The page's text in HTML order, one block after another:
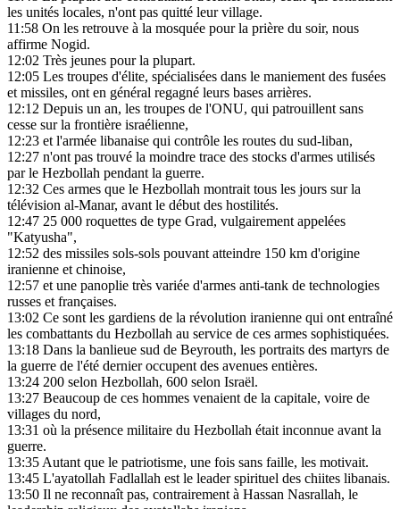
les unités locales, n'ont pas quitté leur village.
11:58 On les retrouve à la mosquée pour la prière du soir, nous
affirme Nogid.
12:02 Très jeunes pour la plupart.
12:05 Les troupes d'élite, spécialisées dans le maniement des fusées
et missiles, ont en général regagné leurs bases arrières.
12:12 Depuis un an, les troupes de l'ONU, qui patrouillent sans
cesse sur la frontière israélienne,
12:23 et l'armée libanaise qui contrôle les routes du sud-liban,
12:27 n'ont pas trouvé la moindre trace des stocks d'armes utilisés
par le Hezbollah pendant la guerre.
12:32 Ces armes que le Hezbollah montrait tous les jours sur la
télévision al-Manar, avant le début des hostilités.
12:47 25 000 roquettes de type Grad, vulgairement appelées
"Katyusha",
12:52 des missiles sols-sols pouvant atteindre 150 km d'origine
iranienne et chinoise,
12:57 et une panoplie très variée d'armes anti-tank de technologies
russes et françaises.
13:02 Ce sont les gardiens de la révolution iranienne qui ont entraîné
les combattants du Hezbollah au service de ces armes sophistiquées.
13:18 Dans la banlieue sud de Beyrouth, les portraits des martyrs de
la guerre de l'été dernier occupent des avenues entières.
13:24 200 selon Hezbollah, 600 selon Israël.
13:27 Beaucoup de ces hommes venaient de la capitale, voire de
villages du nord,
13:31 où la présence militaire du Hezbollah était inconnue avant la
guerre.
13:35Autant que le patriotisme, une fois sans faille, les motivait.
13:45 L'ayatollah Fadlallah est le leader spirituel des chiites libanais.
13:50 Il ne reconnaît pas, contrairement à Hassan Nasrallah, le